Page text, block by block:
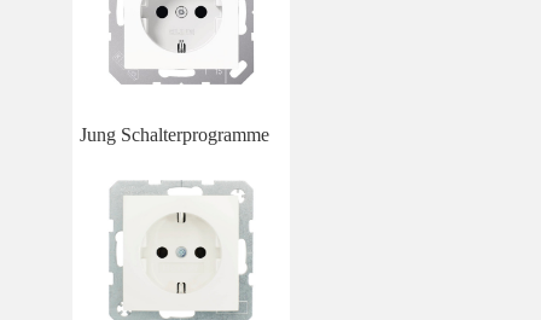
Jung Schalterprogramme